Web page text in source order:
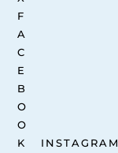
INSTAGRAM